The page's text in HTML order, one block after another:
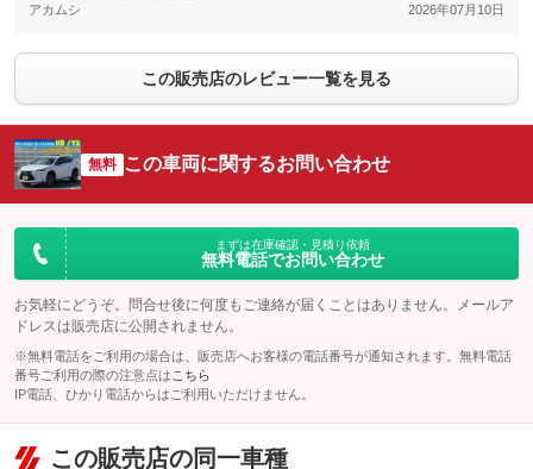
アカムシ 2026年07月10日
この販売店のレビュー一覧を見る
無料 この車両に関するお問い合わせ
まずは在庫確認・見積り依頼
無料電話でお問い合わせ
お気軽にどうぞ。問合せ後に何度もご連絡が届くことはありません。メールア
ドレスは販売店に公開されません。
※無料電話をご利用の場合は、販売店へお客様の電話番号が通知されます。無料電話
番号ご利用の際の注意点は こちら
IP電話、ひかり電話からはご利用いただけません。
この販売店の同一車種